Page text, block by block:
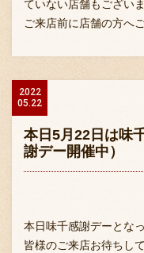
ていない店舗もござい
ご来店前に店舗の方へ
2022
05.22
本日5月22日は味
謝デー開催中）
本日味千感謝デーとな
皆様のご来店お待ちし